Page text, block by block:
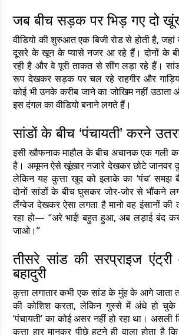
जब बीच सड़क पर भिड़ गए दो
वीडियो की शुरुआत एक बिजी रोड से होती है,
दूसरे के खून के प्यासे नजर आ रहे हैं। दोनों के
रही है और वे पूरी ताकत से सींग लड़ा रहे हैं।
रूप देखकर सड़क पर चल रहे राहगीर और
कोई भी उनके करीब जाने का जोखिम नहीं
इस दंगल का वीडियो बनाने लगते हैं।
सांडों के बीच ‘पंचायती’ करने
इसी खौफनाक माहौल के बीच अचानक एक गली का
है। अमूमन ऐसे खूंखार नजारे देखकर छोटे जानवर
लेकिन यह कुत्ता खुद को इलाके का ‘पंच’ समझ
दोनों सांडों के बीच घुसकर जोर-जोर से भौंकने
लैंग्वेज देखकर ऐसा लगता है मानो वह इंसानों
रहा हो— “अरे भाई! बहुत हुआ, अब लड़ाई बंद
जाओ।”
तीसरे सांड की सरप्राइज
बहादुरी
कुत्ता लगातार कभी एक सांड के मुंह के आगे जाता
की कोशिश करता, लेकिन गुस्से में अंधे हो चुके
‘पंचायती’ का कोई असर नहीं हो रहा था।
कुत्ता हार मानकर पीछे हटने ही वाला होता है